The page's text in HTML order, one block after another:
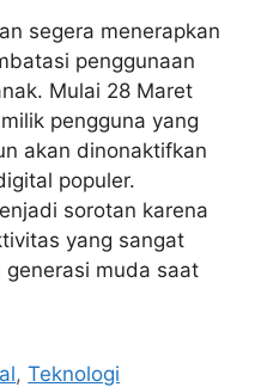
segera menerapkan
penggunaan
Mulai 28 Maret
pengguna yang
akan dinonaktifkan
populer.
sorotan karena
yang sangat
muda saat
,Teknologi